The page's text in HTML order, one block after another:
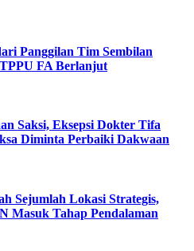
Panggilan Tim Sembilan
FA Berlanjut
Saksi, Eksepsi Dokter Tifa
Diminta Perbaiki Dakwaan
Sejumlah Lokasi Strategis,
Masuk Tahap Pendalaman